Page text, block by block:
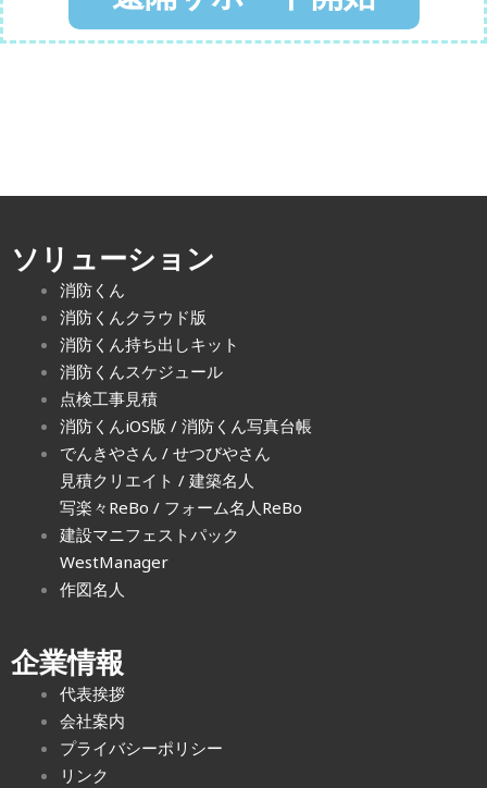
ソリューション
消防くん
消防くんクラウド版
消防くん持ち出しキット
消防くんスケジュール
点検工事見積
消防くんiOS版 / 消防くん写真台帳
でんきやさん / せつびやさん
見積クリエイト / 建築名人
写楽々ReBo / フォーム名人ReBo
建設マニフェストパック
WestManager
作図名人
企業情報
代表挨拶
会社案内
プライバシーポリシー
リンク